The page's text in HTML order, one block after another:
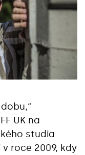
UK na
studia
roce 2009, kdy